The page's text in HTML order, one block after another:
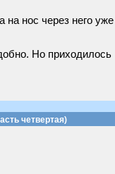
на нос через него
Но приходилось
четвертая)